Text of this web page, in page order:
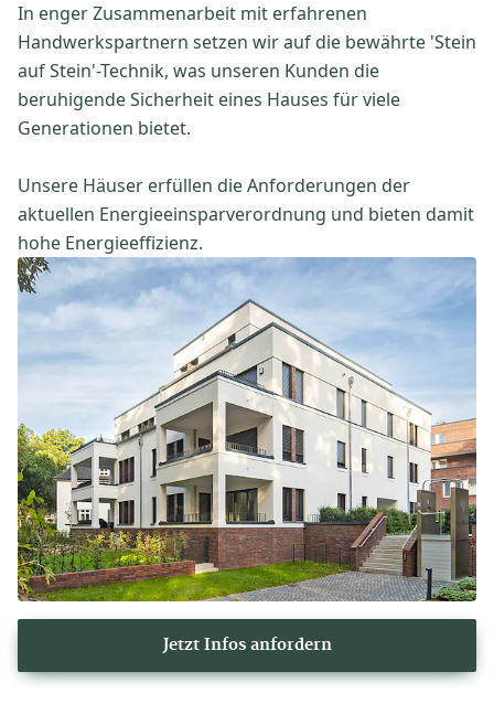
In enger Zusammenarbeit mit erfahrenen
Handwerkspartnern setzen wir auf die bewährte 'Stein
auf Stein'-Technik, was unseren Kunden die
beruhigende Sicherheit eines Hauses für viele
Generationen bietet.
Unsere Häuser erfüllen die Anforderungen der
aktuellen Energieeinsparverordnung und bieten damit
hohe Energieeffizienz.
Jetzt Infos anfordern